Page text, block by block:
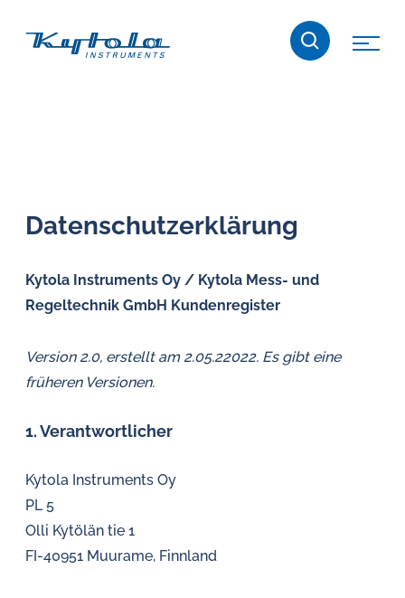
to
für
Durchflussmessung,
Ölschmierung
Wasser-
in-
Herausforderungen.
Da­ten­schutz­er­klä­rung
Kytola Instruments Oy / Kytola Mess- und
Regeltechnik GmbH Kundenregister
Version 2.0, erstellt am 2.05.22022. Es gibt eine
früheren Versionen.
1. Verantwortlicher
Kytola Instruments Oy
PL 5
Olli Kytölän tie 1
FI-40951 Muurame, Finnland